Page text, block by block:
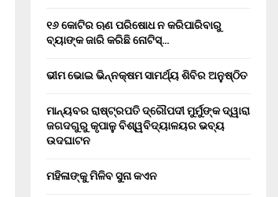
୧୬ କୋଟିର ଋଣ ପରିଷୋଧ ନ କରିପାରିବାରୁ
ବ୍ୟାଙ୍କ ଜାରି କରିଛି ନୋଟିସ୍…
ଭୀମ ଭୋଇ ଭିନ୍ନକ୍ଷମ ସାମର୍ଥ୍ୟ ଶିବିର ଅନୁଷ୍ଠିତ
ମାନ୍ୟବର ରାଷ୍ଟ୍ରପତି ଦ୍ରୌପଦୀ ମୁର୍ମୁଙ୍କ ଦ୍ୱାରା
ଜଗଦଗୁରୁ କୃପାଳୁ ବିଶ୍ୱବିଦ୍ୟାଳୟର ଭବ୍ୟ
ଉଦଘାଟନ
ମହିଳାଙ୍କୁ ମିଳିବ ସୁନା କଏନ